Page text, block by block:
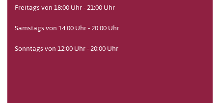
Freitags von 18:00 Uhr - 21:00 Uhr
Samstags von 14:00 Uhr - 20:00 Uhr
Sonntags von 12:00 Uhr - 20:00 Uhr